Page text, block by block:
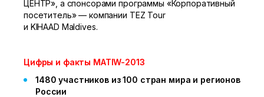
ЦЕНТР», а спонсорами программы «Корпоративный
посетитель» — компании TEZ Tour
и KIHAAD Maldives.
Цифры и факты MATIW-2013
1480 участников из 100 стран мира и регионов
России